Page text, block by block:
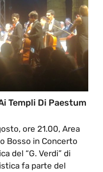
Templi Di Paestum
ore 21.00, Area
Bosso in Concerto
del “G. Verdi” di
fa parte del